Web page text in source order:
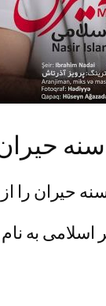
حیران را
اسلامی به